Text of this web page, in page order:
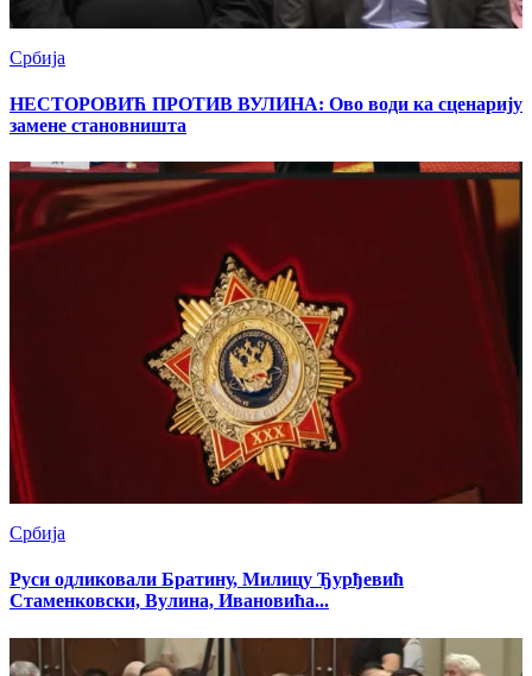
Србија
НЕСТОРОВИЋ ПРОТИВ ВУЛИНА: Ово води ка сценарију
замене становништа
Србија
Руси одликовали Братину, Милицу Ђурђевић
Стаменковски, Вулина, Ивановића...